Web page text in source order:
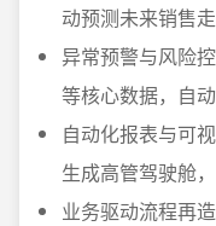
动预测未来销售
异常预警与风险
等核心数据，自
自动化报表与可
生成高管驾驶舱
业务驱动流程再